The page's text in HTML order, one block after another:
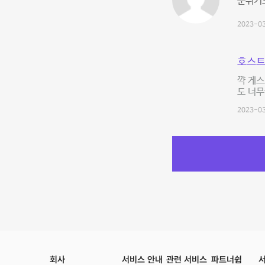
2023-
호스
꺅 게
도 너
2023-
회사 서비스 안내 관련 서비스 파트너쉽